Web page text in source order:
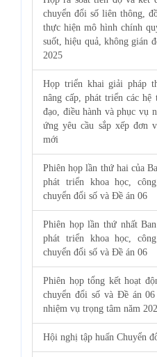
chuyển đổi số liên thông,
thực hiện mô hình chính
suốt, hiệu quả, không gián
2025
Họp triển khai giải pháp
nâng cấp, phát triển các
đạo, điều hành và phục vụ
ứng yêu cầu sắp xếp đơn
mới
Phiên họp lần thứ hai của
phát triển khoa học,
chuyển đổi số và Đề án 06
Phiên họp lần thứ nhất
phát triển khoa học,
chuyển đổi số và Đề án 06
Phiên họp tổng kết hoạt
chuyển đổi số và Đề án
nhiệm vụ trọng tâm năm
Hội nghị tập huấn Chuyển